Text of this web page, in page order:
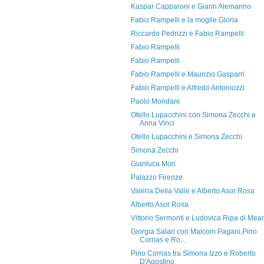
Kaspar Capparoni e Giann Alemanno
Fabio Rampelli e la moglie Gloria
Riccardo Pedrizzi e Fabio Rampelli
Fabio Rampelli
Fabio Rampelli
Fabio Rampelli e Maurizio Gasparri
Fabio Rampelli e Alfredo Antoniozzi
Paolo Mondani
Otello Lupacchini con Simona Zecchi e
Anna Vinci
Otello Lupacchini e Simona Zecchi
Simona Zecchi
Gianluca Mori
Palazzo Firenze
Valeria Della Valle e Alberto Asor Rosa
Alberto Asor Rosa
Vittorio Sermonti e Ludovica Ripa di
Giorgia Salari con Malcom Pagani,Pino
Corrias e Ro...
Pino Corrias tra Simona Izzo e Roberto
D'Agostino